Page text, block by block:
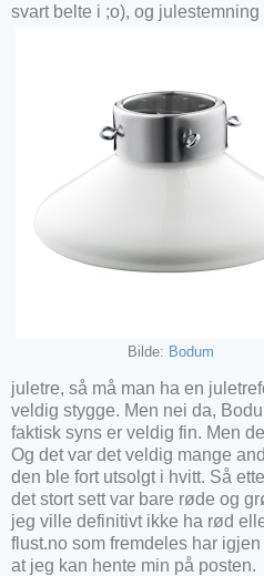
svart belte i ;o), og
Bilde: Bodum
juletre, så må man ha en
veldig stygge. Men nei da,
faktisk syns er veldig fin. Men
Og det var det veldig mange
den ble fort utsolgt i hvitt. Så
det stort sett var bare røde og
jeg ville definitivt ikke ha rød
flust.no som fremdeles har
at jeg kan hente min på posten.